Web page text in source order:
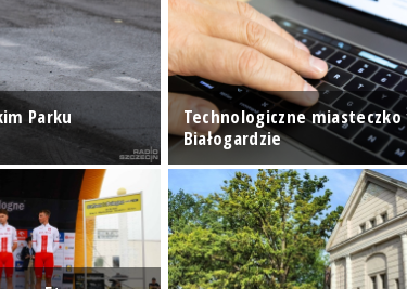
Parku
Technologiczne miasteczko
Białogardzie